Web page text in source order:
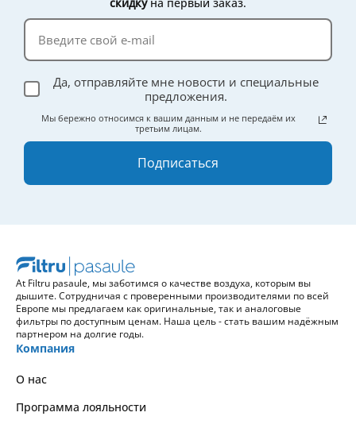
эффективности.
Да, отправляйте мне новости и специальные
предложения.
Мы бережно относимся к вашим данным и не передаём их
третьим лицам.
Подписаться
At Filtru pasaule, мы заботимся о качестве воздуха, которым вы
дышите. Сотрудничая с проверенными производителями по всей
Европе мы предлагаем как оригинальные, так и аналоговые
фильтры по доступным ценам. Наша цель - стать вашим надёжным
партнером на долгие годы.
Компания
О нас
Программа лояльности